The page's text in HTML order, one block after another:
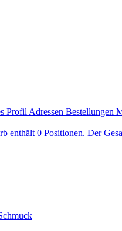
Profil Adressen Bestellungen
enthält 0 Positionen. Der